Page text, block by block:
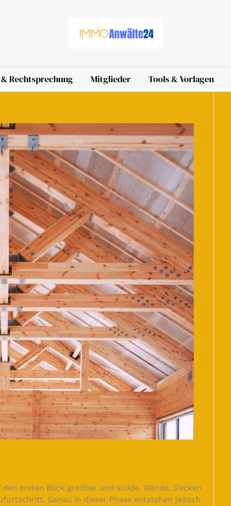
Rechtsprechung Mitglieder Tools & Vorlagen
ersten Blick greifbar und solide. Wände, Decken
Genau in dieser Phase entstehen jedoch